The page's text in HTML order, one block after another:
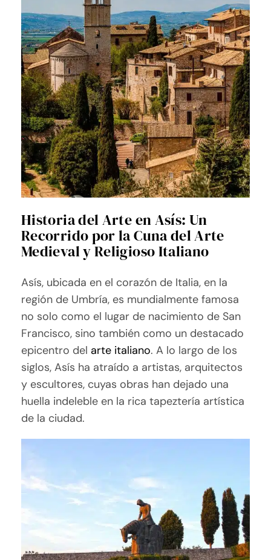
Historia del Arte en Asís: Un
Recorrido por la Cuna del Arte
Medieval y Religioso Italiano
Asís, ubicada en el corazón de Italia, en la
región de Umbría, es mundialmente famosa
no solo como el lugar de nacimiento de San
Francisco, sino también como un destacado
epicentro del arte italiano. A lo largo de los
siglos, Asís ha atraído a artistas, arquitectos
y escultores, cuyas obras han dejado una
huella indeleble en la rica tapeztería artística
de la ciudad.